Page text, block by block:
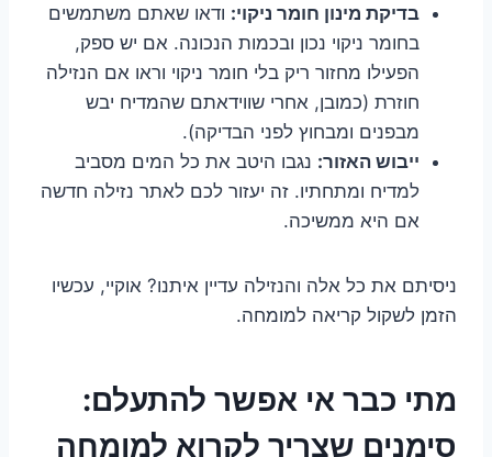
בדיקת מינון חומר ניקוי: ודאו שאתם משתמשים
בחומר ניקוי נכון ובכמות הנכונה. אם יש ספק,
הפעילו מחזור ריק בלי חומר ניקוי וראו אם הנזילה
חוזרת (כמובן, אחרי שווידאתם שהמדיח יבש
מבפנים ומבחוץ לפני הבדיקה).
ייבוש האזור: נגבו היטב את כל המים מסביב
למדיח ומתחתיו. זה יעזור לכם לאתר נזילה חדשה
אם היא ממשיכה.
ניסיתם את כל אלה והנזילה עדיין איתנו? אוקיי, עכשיו
הזמן לשקול קריאה למומחה.
מתי כבר אי אפשר להתעלם:
סימנים שצריך לקרוא למומחה